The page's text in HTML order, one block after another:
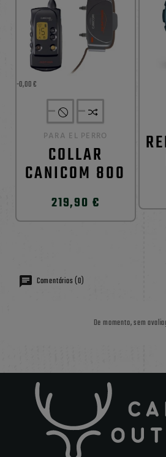
-0,00 €
PARA EL PERRO
COLLAR
CANICOM 800
219,90 €
Comentários (0)
De momento, sem